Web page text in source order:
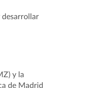
desarrollar
y la
de Madrid